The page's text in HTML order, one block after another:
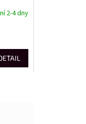
2-4 dny